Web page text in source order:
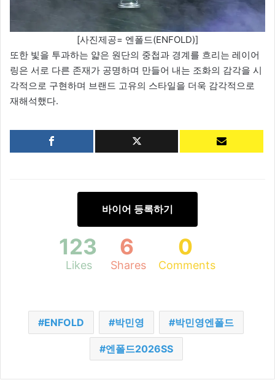
[사진제공= 엔폴드(ENFOLD)]
또한 빛을 투과하는 얇은 원단의 중첩과 경계를 흐리는 레이어
링은 서로 다른 존재가 공명하며 만들어 내는 조화의 감각을 시
각적으로 구현하며 브랜드 고유의 스타일을 더욱 감각적으로
재해석했다.
바이어 등록하기
123
Likes
6
Shares
0
Comments
ENFOLD 박민영 박민영엔폴드
엔폴드2026SS